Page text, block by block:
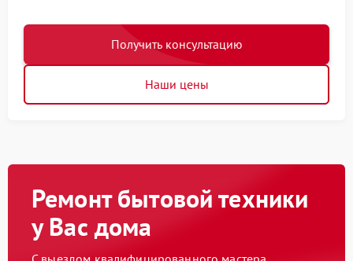
Получить консультацию
Наши цены
Ремонт бытовой техники
у Вас дома